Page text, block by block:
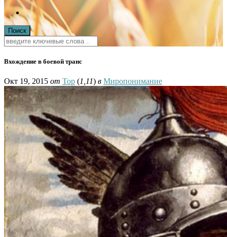
Вхождение в боевой транс
Окт 19, 2015 от Тор (1,11) в Миропонимание